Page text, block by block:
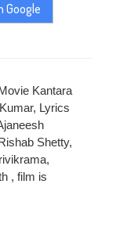
Google
Kantara
Lyrics
Shetty,
, film is
x
x